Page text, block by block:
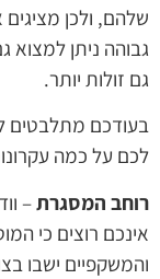
שלהם, ולכן
גבוהה ניתן למצוא
גם זולות יותר.
בעודכם מתלבטים
לכם על כמה
רוחב המסגרת–
אינכם רוצים כי
והמשקפיים ישבו